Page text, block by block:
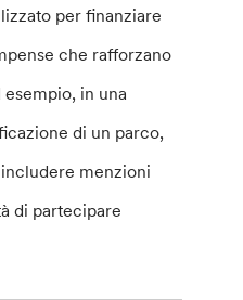
per finanziare
che rafforzano
in una
di un parco,
menzioni
di partecipare